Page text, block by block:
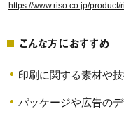
https://www.riso.co.jp/
こんな方におすすめ
印刷に関する素材や
パッケージや広告の